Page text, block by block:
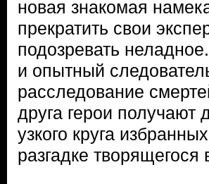
новая знакомая
прекратить свои
подозревать
и опытный
расследование
друга герои получают
узкого круга
разгадке